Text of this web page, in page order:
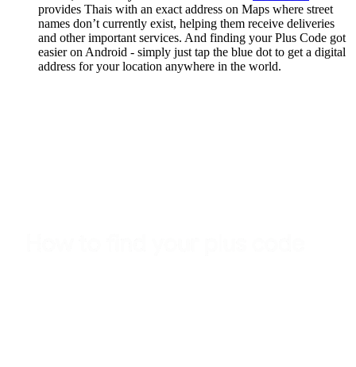
provides Thais with an exact address on Maps where street
names don’t currently exist, helping them receive deliveries
and other important services. And finding your Plus Code got
easier on Android - simply just tap the blue dot to get a digital
address for your location anywhere in the world.